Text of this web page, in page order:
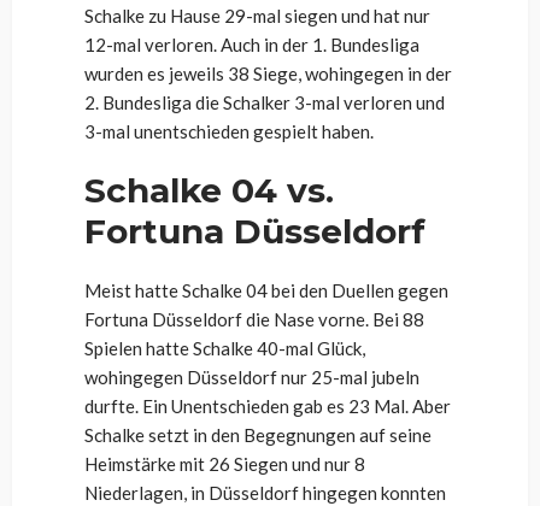
Schalke zu Hause 29-mal siegen und hat nur
12-mal verloren. Auch in der 1. Bundesliga
wurden es jeweils 38 Siege, wohingegen in der
2. Bundesliga die Schalker 3-mal verloren und
3-mal unentschieden gespielt haben.
Schalke 04 vs.
Fortuna Düsseldorf
Meist hatte Schalke 04 bei den Duellen gegen
Fortuna Düsseldorf die Nase vorne. Bei 88
Spielen hatte Schalke 40-mal Glück,
wohingegen Düsseldorf nur 25-mal jubeln
durfte. Ein Unentschieden gab es 23 Mal. Aber
Schalke setzt in den Begegnungen auf seine
Heimstärke mit 26 Siegen und nur 8
Niederlagen, in Düsseldorf hingegen konnten